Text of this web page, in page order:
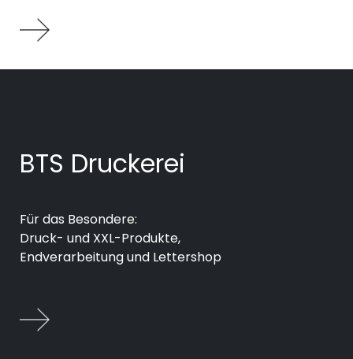
BTS Druckerei
Für das Besondere:
Druck- und XXL-Produkte,
Endverarbeitung und Lettershop